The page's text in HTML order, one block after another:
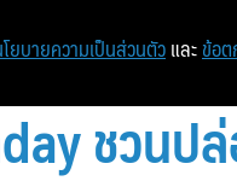
หน้าแรก
ชวนป
ยบายความเป็นส่วนตัว และ ข้อต